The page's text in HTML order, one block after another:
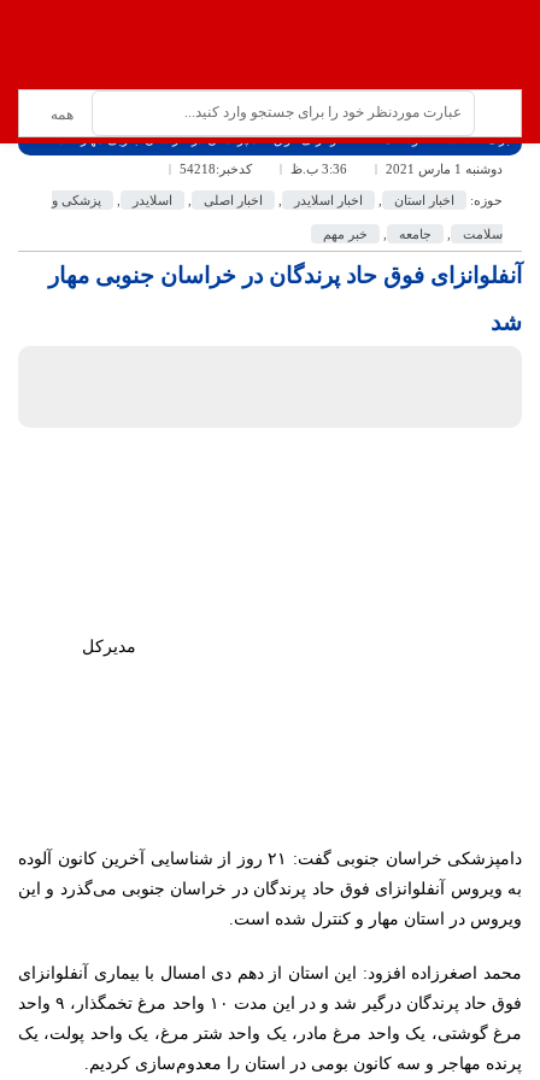
برگ نخست نوشته‌ها آنفلوانزای فوق حاد پرندگان در خراسان جنوبی مهار شد
دوشنبه 1 مارس 2021 3:36 ب.ظ کدخبر:54218
حوزه: اخبار استان اخبار اسلایدر اخبار اصلی اسلایدر پزشکی و
سلامت جامعه خبر مهم
آنفلوانزای فوق حاد پرندگان در خراسان جنوبی مهار
شد
مدیرکل
دامپزشکی خراسان جنوبی گفت: ۲۱ روز از شناسایی آخرین کانون آلوده
به ویروس آنفلوانزای فوق حاد پرندگان در خراسان جنوبی می‌گذرد و این
ویروس در استان مهار و کنترل شده است.
محمد اصغرزاده افزود: این استان از دهم دی امسال با بیماری آنفلوانزای
فوق حاد پرندگان درگیر شد و در این مدت ۱۰ واحد مرغ تخمگذار، ۹ واحد
مرغ گوشتی، یک واحد مرغ مادر، یک واحد شتر مرغ، یک واحد پولت، یک
پرنده مهاجر و سه کانون بومی در استان را معدوم‌سازی کردیم.